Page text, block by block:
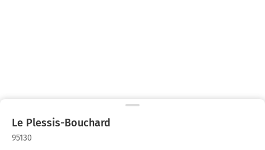
Le Plessis-Bouchard
95130